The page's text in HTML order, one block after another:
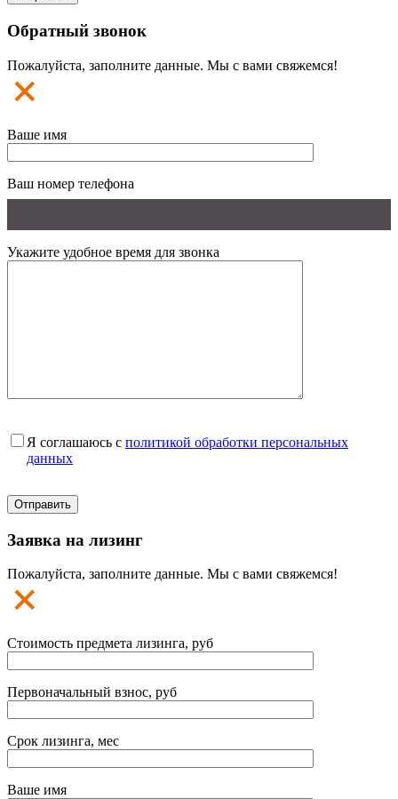
Обратный звонок
Пожалуйста, заполните данные. Мы с вами свяжемся!
Ваше имя
Ваш номер телефона
Укажите удобное время для звонка
Я соглашаюсь с политикой обработки персональных
данных
Заявка на лизинг
Пожалуйста, заполните данные. Мы с вами свяжемся!
Стоимость предмета лизинга, руб
Первоначальный взнос, руб
Срок лизинга, мес
Ваше имя